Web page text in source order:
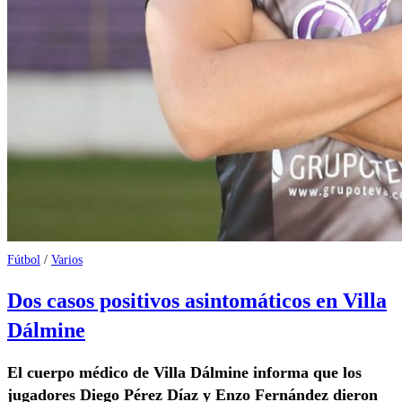
Fútbol / Varios
Dos casos positivos asintomáticos en Villa
Dálmine
El cuerpo médico de Villa Dálmine informa que los
jugadores Diego Pérez Díaz y Enzo Fernández dieron